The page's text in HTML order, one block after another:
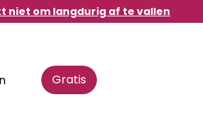
niet om langdurig af te vallen
Gratis